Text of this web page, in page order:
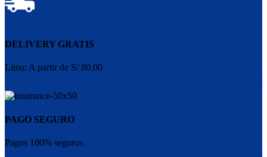
DELIVERY GRATIS
Lima: A partir de S/ 80.00
PAGO SEGURO
Pagos 100% seguros.